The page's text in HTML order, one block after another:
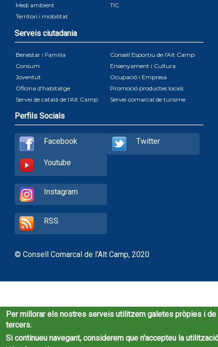
Medi ambient
TIC
Territori i mobilitat
Serveis ciutadania
Benestar i Familia
Consell Esportiu de l'Alt Camp
Consum
Ensenyament i Cultura
Joventut
Ocupació i Empresa
Oficina d'habitatge
Promoció productes locals
Servei de català de l'Alt Camp
Servei comarcal de turisme
Perfils Socials
Facebook Twitter
Youtube
Instagram
RSS
© Consell Comarcal de l'Alt Camp, 2020
Per millorar els nostres serveis utilitzem galetes pròpies i de
tercers.
Si continueu navegant, considerem que n'accepteu la